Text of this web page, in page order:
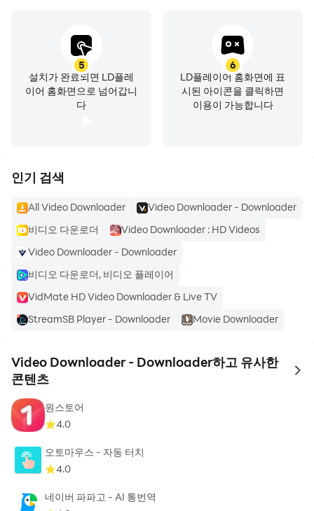
FLV, AVI, MKV, MP3, and more. Whether you need a
video in the standard MP4 format or a high-
quality audio file, All Video Downloader ensures
compatibility with a wide range of formats.
ultimate user experience, it has become your
📥 KEY FEATURES:
^ Easily store high-resolution videos quickly from
speed.
^ Save videos from Instagram, TikTok, Facebook,
^ User-Friendly Gesture Commands
^ High Quality Video Viewer
^ X Downloader
^ Download videos for social apps very quickly
^ Large file download supported
^ User friendly interface with clear functions.
^ Fast download speed
safe
5
설치가 완료되면 LD플레
이어 홈화면으로 넘어갑니
다
6
LD플레이어 홈화면에 표
시된 아이콘을 클릭하면
이용이 가능합니다
인기 검색
All Video Downloader
Video Downloader - Downloader
비디오 다운로더
Video Downloader : HD Videos
Video Downloader - Downloader
비디오 다운로더, 비디오 플레이어
VidMate HD Video Downloader & Live TV
StreamSB Player - Downloader
Movie Downloader
Video Downloader - Downloader하고 유사한
콘텐츠
to
원스토어
4.0
오토마우스 - 자동 터치
4.0
네이버 파파고 - AI 통번역